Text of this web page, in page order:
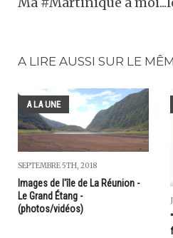
A LIRE AUSSI SUR LE
A LA UNE
SEPTEMBRE 5TH, 2018
Images de l'île de La Réunion -
Le Grand Étang -
(photos/vidéos)